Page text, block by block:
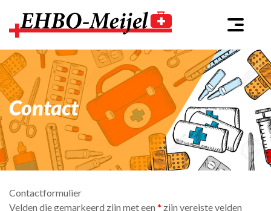
Contact
Contactformulier
Velden die gemarkeerd zijn met een * zijn vereiste velden